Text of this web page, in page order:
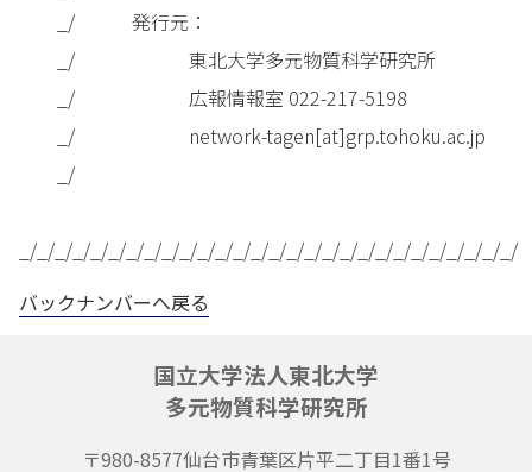
_/ 発行元：
_/ 東北大学多元物質科学研究所
_/ 広報情報室 022-217-5198
_/ network-tagen[at]grp.tohoku.ac.jp
_/
_/_/_/_/_/_/_/_/_/_/_/_/_/_/_/_/_/_/_/_/_/_/_/_/_/_/_/_/
バックナンバーへ戻る
国立大学法人東北大学
多元物質科学研究所
〒980-8577仙台市青葉区片平二丁目1番1号